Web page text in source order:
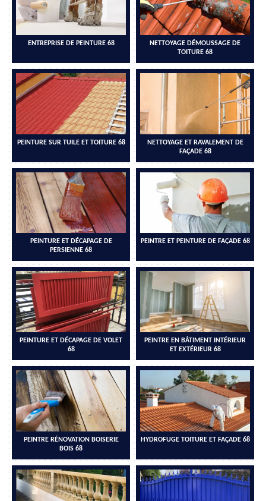
ENTREPRISE DE PEINTURE 68
NETTOYAGE DÉMOUSSAGE DE
TOITURE 68
PEINTURE SUR TUILE ET TOITURE 68
NETTOYAGE ET RAVALEMENT DE
FAÇADE 68
PEINTURE ET DÉCAPAGE DE
PERSIENNE 68
PEINTRE ET PEINTURE DE FAÇADE 68
PEINTURE ET DÉCAPAGE DE VOLET
68
PEINTRE EN BÂTIMENT INTÉRIEUR
ET EXTÉRIEUR 68
PEINTRE RÉNOVATION BOISERIE
BOIS 68
HYDROFUGE TOITURE ET FAÇADE 68